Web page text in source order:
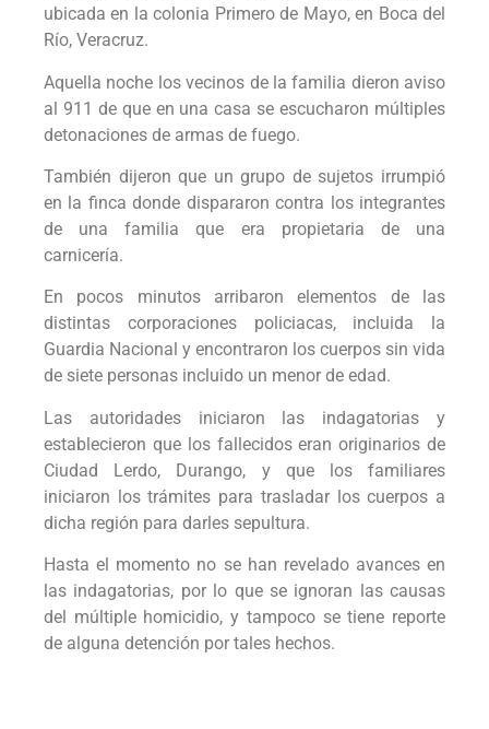
ubicada en la colonia Primero de Mayo, en Boca del
Río, Veracruz.
Aquella noche los vecinos de la familia dieron aviso
al 911 de que en una casa se escucharon múltiples
detonaciones de armas de fuego.
También dijeron que un grupo de sujetos irrumpió
en la finca donde dispararon contra los integrantes
de una familia que era propietaria de una
carnicería.
En pocos minutos arribaron elementos de las
distintas corporaciones policiacas, incluida la
Guardia Nacional y encontraron los cuerpos sin vida
de siete personas incluido un menor de edad.
Las autoridades iniciaron las indagatorias y
establecieron que los fallecidos eran originarios de
Ciudad Lerdo, Durango, y que los familiares
iniciaron los trámites para trasladar los cuerpos a
dicha región para darles sepultura.
Hasta el momento no se han revelado avances en
las indagatorias, por lo que se ignoran las causas
del múltiple homicidio, y tampoco se tiene reporte
de alguna detención por tales hechos.